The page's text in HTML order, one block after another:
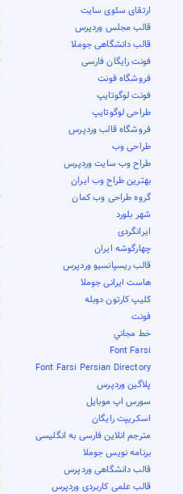
ارتقای سئوی سایت
قالب مجلس وردپرس
قالب دانشگاهی جوملا
فونت رایگان فارسی
فروشگاه فونت
فونت لوگوتایپ
طراحی لوگوتایپ
فروشگاه قالب وردپرس
طراحی وب
طراح وب سایت وردپرس
بهترین طراح وب ایران
گروه طراحی وب کمان
شهر بلورد
ایرانگردی
چهارگوشه ایران
قالب ریسپانسیو وردپرس
هاست ایرانی جوملا
کلیپ کارتون دوبله
فونت
خط مجاني
Font Farsi
Font Farsi Persian Directory
پلاگین وردپرس
سورس اپ موبایل
اسکریپت رایگان
مترجم انلاین فارسی به انگلیسی
برنامه نویس جوملا
قالب دانشگاهی وردپرس
قالب علمی کاربردی وردپرس